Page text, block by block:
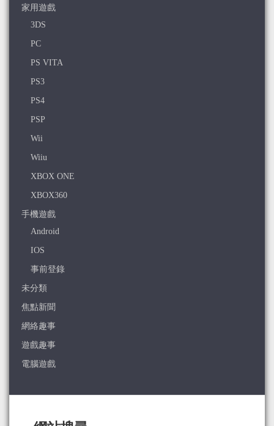
家用遊戲
3DS
PC
PS VITA
PS3
PS4
PSP
Wii
Wiiu
XBOX ONE
XBOX360
手機遊戲
Android
IOS
事前登錄
未分類
焦點新聞
網絡趣事
遊戲趣事
電腦遊戲